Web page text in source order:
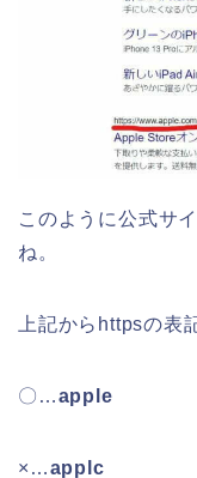
このように公式サ
ね。
上記からhttpsの表
〇…apple
×…applc